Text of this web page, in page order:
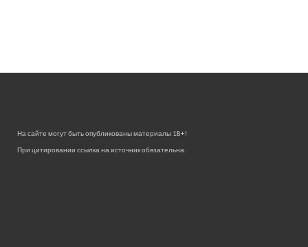
На сайте могут быть опубликованы материалы 18+!
При цитировании ссылка на источник обязательна.